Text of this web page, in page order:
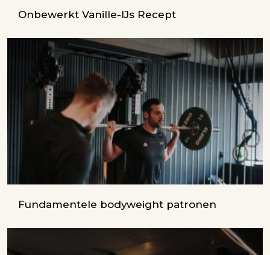
Onbewerkt Vanille-IJs Recept
Fundamentele bodyweight patronen